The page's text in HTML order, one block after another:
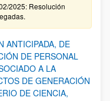
2025: Resolución
ANTICIPADA, DE
DE PERSONAL
A LA
DE GENERACIÓN
DE CIENCIA,